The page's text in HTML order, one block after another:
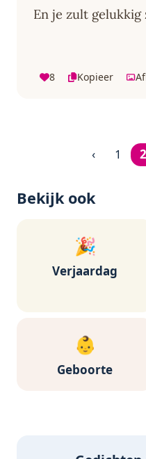
En je zult gelukkig
8 Kopieer
‹ 1 2
Bekijk ook
🎉
Verjaardag
👶
Geboorte